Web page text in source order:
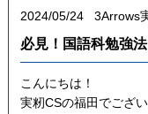
2024/05/24 3Arrows
必見！国語科勉強法
こんにちは！
実籾CSの福田でござい